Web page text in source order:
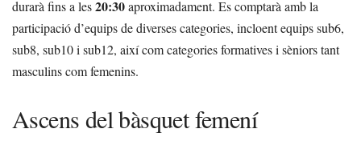
durarà fins a les20:30aproximadament. Es comptarà amb la
participació d’equips de diverses categories, incloent equips sub6,
sub8, sub10 i sub12, així com categories formatives i sèniors tant
masculins com femenins.
Ascens del bàsquet femení